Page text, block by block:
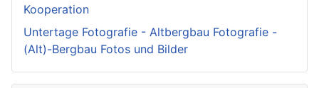
Kooperation
Untertage Fotografie - Altbergbau Fotografie -
(Alt)-Bergbau Fotos und Bilder